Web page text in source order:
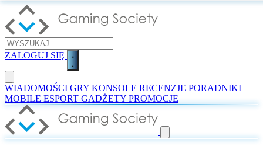
ZALOGUJ SIĘ
WIADOMOŚCI GRY KONSOLE RECENZJE PORADNIKI
MOBILE ESPORT GADŻETY PROMOCJE